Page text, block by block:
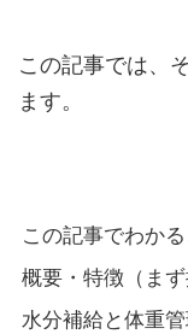
この記事では、
ます。
この記事でわか
概要・特徴（ま
水分補給と体重